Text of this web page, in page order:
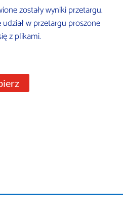
zostały wyniki przetargu.
w przetargu proszone
z plikami.